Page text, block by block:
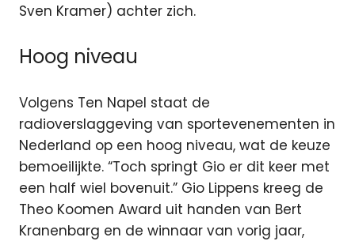
Sven Kramer) achter zich.
Hoog niveau
Volgens Ten Napel staat de
radioverslaggeving van sportevenementen in
Nederland op een hoog niveau, wat de keuze
bemoeilijkte. “Toch springt Gio er dit keer met
een half wiel bovenuit.” Gio Lippens kreeg de
Theo Koomen Award uit handen van Bert
Kranenbarg en de winnaar van vorig jaar,